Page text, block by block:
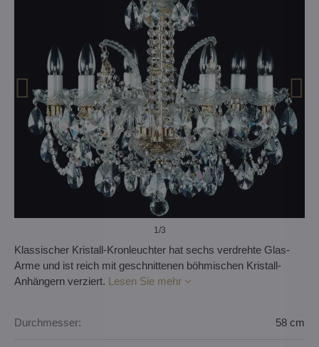
1/3
Klassischer Kristall-Kronleuchter hat sechs verdrehte Glas-
Arme und ist reich mit geschnittenen böhmischen Kristall-
Anhängern verziert. Lesen Sie mehr
Durchmesser: 58 cm